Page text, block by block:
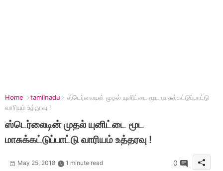
Home tamilnadu
ஸ்டெர்லைடின் முதல் யுனிட்டை மூட மாசுக்கட்டுப்பாட்டு
வாரியம் உத்தரவு !
ஸ்டெர்லைடின் முதல் யுனிட்டை மூட
மாசுக்கட்டுப்பாட்டு வாரியம் உத்தரவு !
May 25, 2018 1 minute read 0